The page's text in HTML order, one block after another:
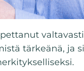
tärkeänä, ja